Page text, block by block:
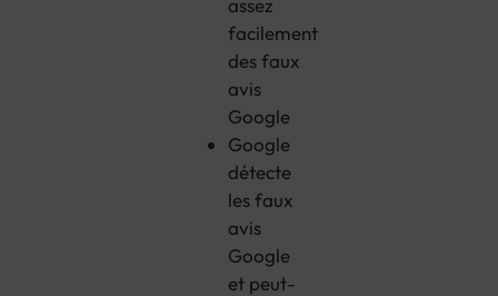
assez
facilement
des faux
avis
Google
Google
détecte
les faux
avis
Google
et peut-